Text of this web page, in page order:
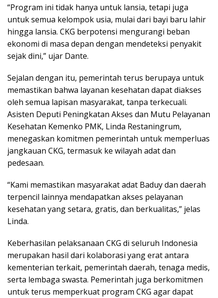
“Program ini tidak hanya untuk lansia, tetapi juga
untuk semua kelompok usia, mulai dari bayi baru lahir
hingga lansia. CKG berpotensi mengurangi beban
ekonomi di masa depan dengan mendeteksi penyakit
sejak dini,” ujar Dante.
Sejalan dengan itu, pemerintah terus berupaya untuk
memastikan bahwa layanan kesehatan dapat diakses
oleh semua lapisan masyarakat, tanpa terkecuali.
Asisten Deputi Peningkatan Akses dan Mutu Pelayanan
Kesehatan Kemenko PMK, Linda Restaningrum,
menegaskan komitmen pemerintah untuk memperluas
jangkauan CKG, termasuk ke wilayah adat dan
pedesaan.
“Kami memastikan masyarakat adat Baduy dan daerah
terpencil lainnya mendapatkan akses pelayanan
kesehatan yang setara, gratis, dan berkualitas,” jelas
Linda.
Keberhasilan pelaksanaan CKG di seluruh Indonesia
merupakan hasil dari kolaborasi yang erat antara
kementerian terkait, pemerintah daerah, tenaga medis,
serta lembaga swasta. Pemerintah juga berkomitmen
untuk terus memperkuat program CKG agar dapat